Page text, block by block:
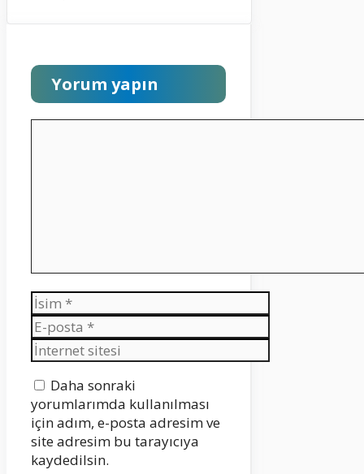
Yorum yapın
İsim
E-
posta
İnternet
sitesi
Daha sonraki
yorumlarımda kullanılması
için adım, e-posta adresim ve
site adresim bu tarayıcıya
kaydedilsin.